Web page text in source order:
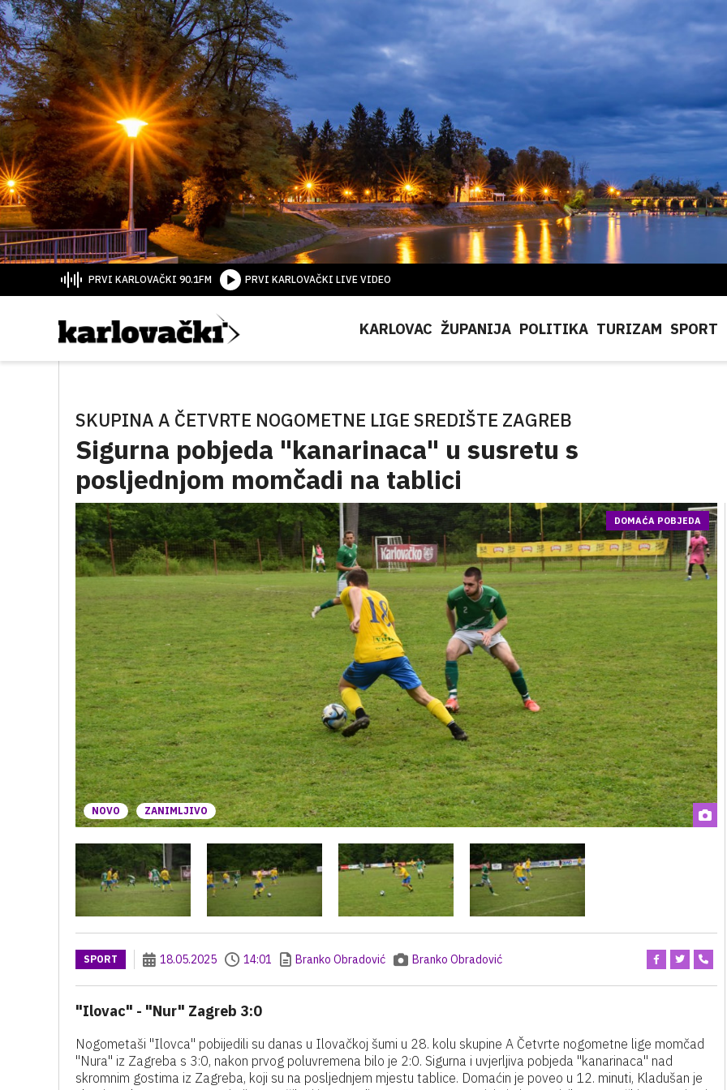
PRVI KARLOVAČKI 90.1FM PRVI KARLOVAČKI LIVE VIDEO
KARLOVAC ŽUPANIJA POLITIKA TURIZAM SPORT
SKUPINA A ČETVRTE NOGOMETNE LIGE SREDIŠTE ZAGREB
Sigurna pobjeda "kanarinaca" u susretu s
posljednjom momčadi na tablici
NOVO ZANIMLJIVO
DOMAĆA POBJEDA
SPORT 18.05.2025 14:01 Branko Obradović Branko Obradović
"Ilovac" - "Nur" Zagreb 3:0
Nogometaši "Ilovca" pobijedili su danas u Ilovačkoj šumi u 28. kolu skupine A Četvrte nogometne lige momčad
"Nura" iz Zagreba s 3:0, nakon prvog poluvremena bilo je 2:0. Sigurna i uvjerljiva pobjeda "kanarinaca" nad
skromnim gostima iz Zagreba, koji su na posljednjem mjestu tablice. Domaćin je poveo u 12. minuti, Kladušan je